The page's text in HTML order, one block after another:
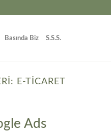
Basında Biz S.S.S.
E-TICARET
Ads